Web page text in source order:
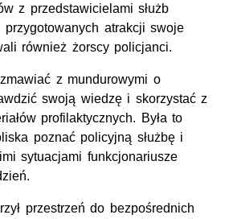
z przedstawicielami służb
przygotowanych atrakcji swoje
również żorscy policjanci.
z mundurowymi o
swoją wiedzę i skorzystać z
profilaktycznych. Była to
poznać policyjną służbę i
sytuacjami funkcjonariusze
przestrzeń do bezpośrednich